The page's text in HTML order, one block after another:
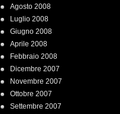
Agosto 2008
Luglio 2008
Giugno 2008
Aprile 2008
Febbraio 2008
Dicembre 2007
Novembre 2007
Ottobre 2007
Settembre 2007